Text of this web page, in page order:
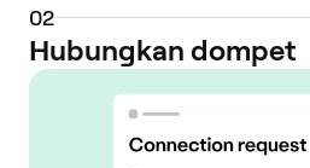
02
Hubungkan dompet